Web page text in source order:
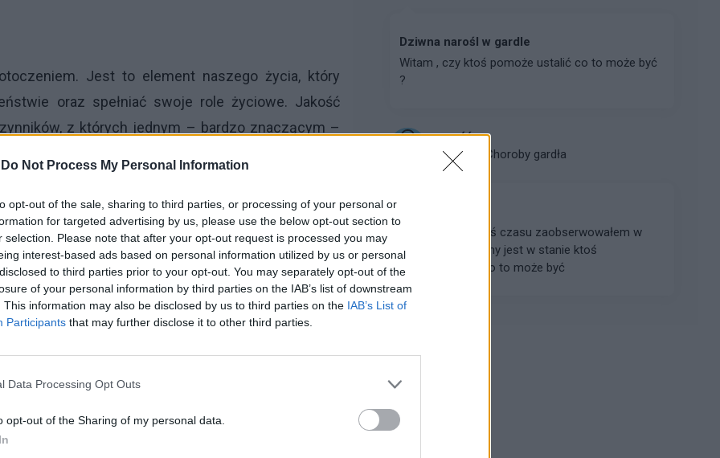
Do Not Process My Personal Information
opt-out of the sale, sharing to third parties, or processing of your personal or
for targeted advertising by us, please use the below opt-out section to
selection. Please note that after your opt-out request is processed you may
interest-based ads based on personal information utilized by us or personal
to third parties prior to your opt-out. You may separately opt-out of the
of your personal information by third parties on the IAB’s list of downstream
This information may also be disclosed by us to third parties on the IAB’s List of
Participants that may further disclose it to other third parties.
Data Processing Opt Outs
opt-out of the Sharing of my personal data.
Jest to element naszego życia, który
oraz spełniać swoje role życiowe. Jakość
z których jednym – bardzo znaczącym –
borykającym się z problemem codziennie
społeczeństwa tak właśnie deklaruje. W
będące efektem przeżywania sytuacji
Te z kolei określane są mianemdysfonii[1].
w literaturze specjalistycznej podkreślone są
z wzajemnego czynnościowo-organicznego
częstym przypadkiem są zmiany organiczne
jakie zachodzą w obrębie tego narządu.
odpowiedniej kwalifikacji zaburzeń głosu, są
różnorodność czynników jest bardzo duża.
zajmującej się patologiami występującymi
podejmując się próby zaklasyfikowania
Dziwna narośl w gardle
Witam , czy ktoś pomoże ustalić co to może być
?
gość
Forum:
Choroby gardła
Witam od jakiegoś czasu zaobserwowałem w
gardle takie zmiany jest w stanie ktoś
podpowiedzieć co to może być